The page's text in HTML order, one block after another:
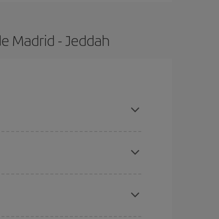
Madrid - Jeddah